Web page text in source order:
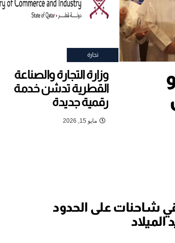
تجارة
وزارة التجارة والصناعة
القطرية تدشن خدمة
رقمية جديدة
مايو 15, 2026
شاحنات على الحدود
الميلاد